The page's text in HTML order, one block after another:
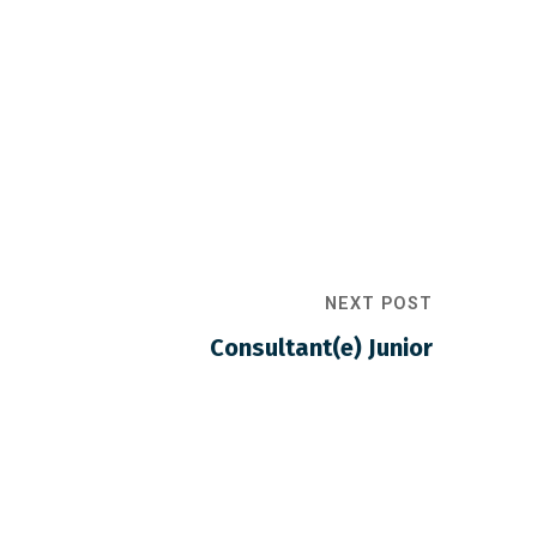
NEXT POST
Consultant(e) Junior